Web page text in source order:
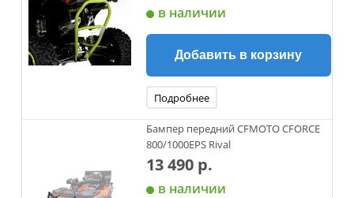
в наличии
Добавить в корзину
Подробнее
Бампер передний CFMOTO CFORCE
800/1000EPS Rival
13 490 р.
в наличии